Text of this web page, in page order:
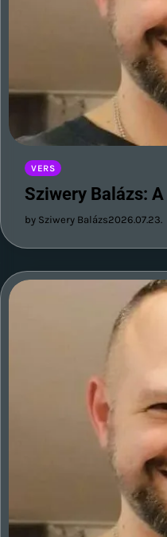
VERS
Sziwery Balázs:
by Sziwery Balázs2026.07.23.